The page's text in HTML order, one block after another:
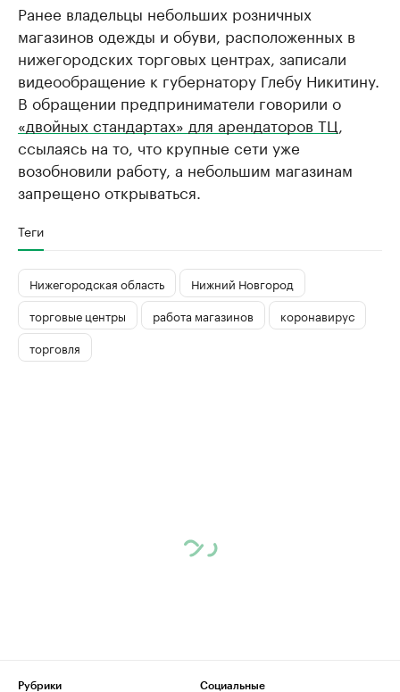
Ранее владельцы небольших розничных
магазинов одежды и обуви, расположенных в
нижегородских торговых центрах, записали
видеообращение к губернатору Глебу Никитину.
В обращении предприниматели говорили о
«двойных стандартах» для арендаторов ТЦ
ссылаясь на то, что крупные сети уже
возобновили работу, а небольшим магазинам
запрещено открываться.
Теги
Нижегородская область
Нижний Новгород
торговые центры
работа магазинов
коронавирус
торговля
Рубрики
Социальные